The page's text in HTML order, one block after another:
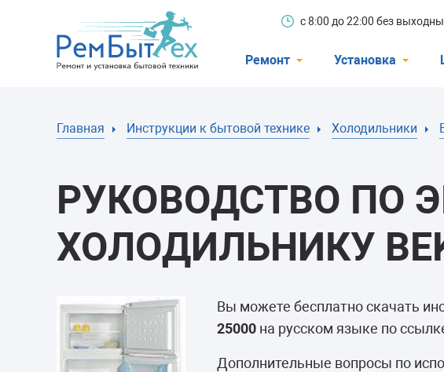
с 8:00 до 22:00 без
Ремонт
Стиральные машины
Телевизоры
Варочные панели
Установка
Главная Инструкции к бытовой технике Холодильники
РУКОВОДСТВО ПО
ХОЛОДИЛЬНИКУ
Вы можете бесплатно скачать
25000 на русском языке по
Дополнительные вопросы по